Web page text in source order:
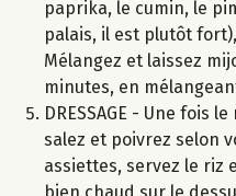
paprika, le cumin, le
palais, il est plutôt
Mélangez et laissez
minutes, en
DRESSAGE - Une fois
salez et poivrez selon
assiettes, servez le riz